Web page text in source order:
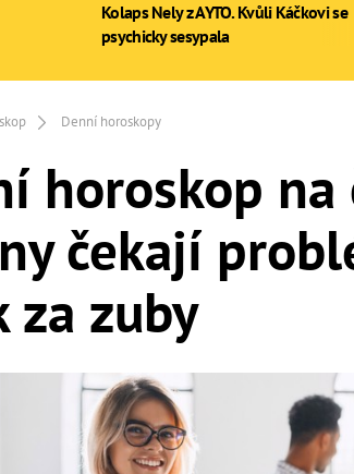
Denní horoskopy
horoskop
čekají
za zuby
Kolaps Nely z AYTO. Kvůli Káčkovi se
psychicky sesypala